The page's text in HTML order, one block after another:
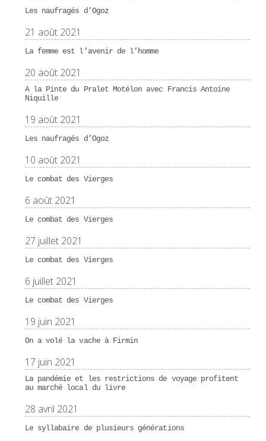
Les naufragés d’Ogoz
21 août 2021
La femme est l’avenir de l’homme
20 août 2021
A la Pinte du Pralet Motélon avec Francis Antoine
Niquille
19 août 2021
Les naufragés d’Ogoz
10 août 2021
Le combat des Vierges
6 août 2021
Le combat des Vierges
27 juillet 2021
Le combat des Vierges
6 juillet 2021
Le combat des Vierges
19 juin 2021
On a volé la vache à Firmin
17 juin 2021
La pandémie et les restrictions de voyage profitent
au marché local du livre
28 avril 2021
Le syllabaire de plusieurs générations